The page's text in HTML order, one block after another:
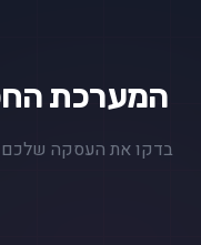
המערכת
בדקו את העסקה